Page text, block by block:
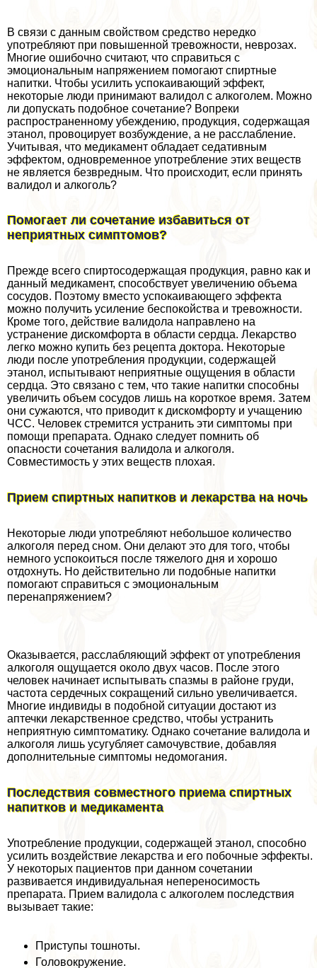
В связи с данным свойством средство нередко
употрeбляют при повышенной тревожности, неврозах.
Многие ошибочно считают, что справиться с
эмоциональным напряжением помогают спиртные
напитки. Чтобы усилить успокаивающий эффект,
некоторые люди принимают валидол с алкоголем. Можно
ли допускать подобное сочетание? Вопреки
распространенному убеждению, продукция, содержащая
этанол, провоцирует возбуждение, а не расслабление.
Учитывая, что медикамент обладает седативным
эффектом, одновременное употрeбление этих веществ
не является безвредным. Что происходит, если принять
валидол и алкоголь?
Помогает ли сочетание избавиться от
неприятных симптомов?
Прежде всего спиртосодержащая продукция, равно как и
данный медикамент, способствует увеличению объема
сосудов. Поэтому вместо успокаивающего эффекта
можно получить усиление беспокойства и тревожности.
Кроме того, действие валидола направлено на
устранение дискомфорта в области сердца. Лекарство
легко можно купить без рецепта доктора. Некоторые
люди после употрeбления продукции, содержащей
этанол, испытывают неприятные ощущения в области
сердца. Это связано с тем, что такие напитки способны
увеличить объем сосудов лишь на короткое время. Затем
они сужаются, что приводит к дискомфорту и учащению
ЧСС. Человек стремится устранить эти симптомы при
помощи препарата. Однако следует помнить об
опасности сочетания валидола и алкоголя.
Совместимость у этих веществ плохая.
Прием спиртных напитков и лекарства на ночь
Некоторые люди употрeбляют небольшое количество
алкоголя перед сном. Они делают это для того, чтобы
немного успокоиться после тяжелого дня и хорошо
отдохнуть. Но действительно ли подобные напитки
помогают справиться с эмоциональным
перенапряжением?
Оказывается, расслабляющий эффект от употрeбления
алкоголя ощущается около двух часов. После этого
человек начинает испытывать спазмы в районе гpyди,
частота сердечных сокращений сильно увеличивается.
Многие индивиды в подобной ситуации достают из
аптечки лекарственное средство, чтобы устранить
неприятную симптоматику. Однако сочетание валидола и
алкоголя лишь усугубляет самочувствие, добавляя
дополнительные симптомы недомогания.
Последствия совместного приема спиртных
напитков и медикамента
Употрeбление продукции, содержащей этанол, способно
усилить воздействие лекарства и его побочные эффекты.
У некоторых пациентов при данном сочетании
развивается индивидуальная непереносимость
препарата. Прием валидола с алкоголем последствия
вызывает такие:
Приступы тошноты.
Головокружение.